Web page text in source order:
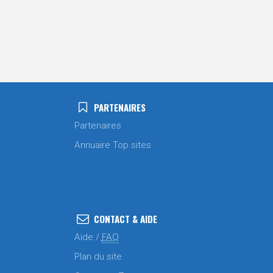
PARTENAIRES
Partenaires
Annuaire Top sites
CONTACT & AIDE
Aide / FAQ
Plan du site